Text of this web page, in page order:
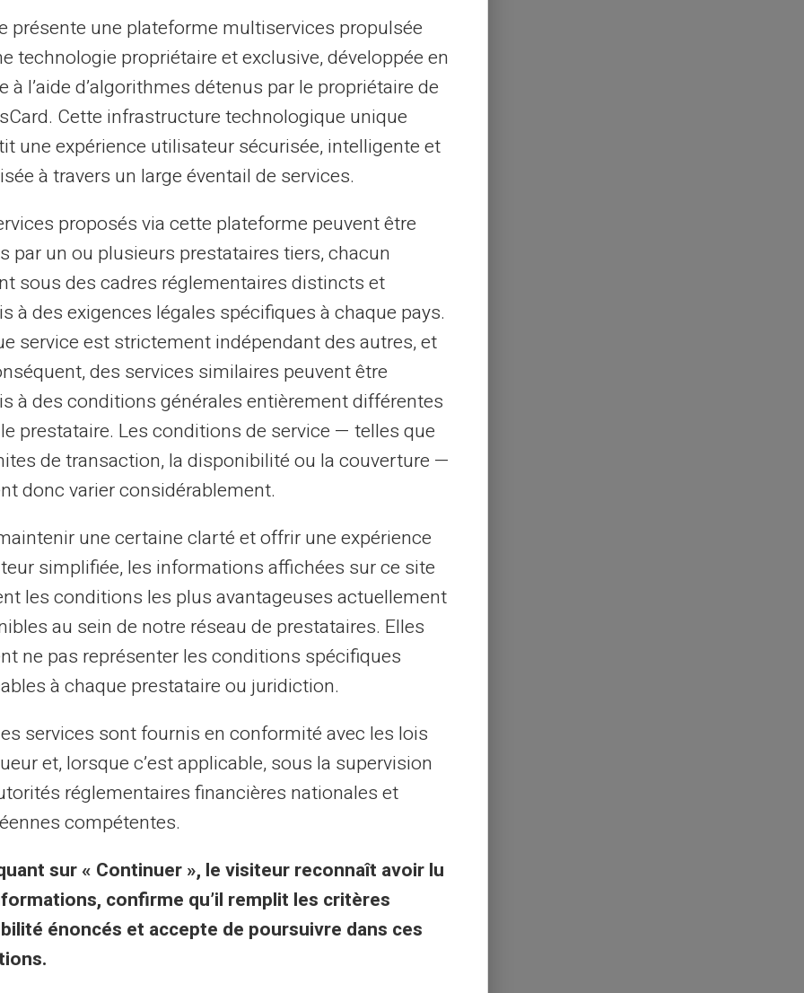
de garantir une régularité et une
si la date effective d'arrivée des
toujours prévoir assez précisément
anodin. Il permet aux bénéficiaires de
où les factures et les dépenses
donc à maintenir un certain équilibre
cette date peut être modifiée s'il tombe
si le 5 est un samedi, dimanche ou
avancé ou retardé d'un ou deux jours
fériés sur les versements
il s'agit de finances. Comprendre
affectent lecalendrier des paiements
règles générales :
paiement doit être effectué le vendredi
se fait généralement le lundi
est souvent reporté ou avancé d'un
les retards et d'assurer que les
pendant plusieurs jours suite
présente une plateforme multiservices propulsée
technologie propriétaire et exclusive, développée en
à l’aide d’algorithmes détenus par le propriétaire de
Cette infrastructure technologique unique
une expérience utilisateur sécurisée, intelligente et
à travers un large éventail de services.
proposés via cette plateforme peuvent être
par un ou plusieurs prestataires tiers, chacun
sous des cadres réglementaires distincts et
à des exigences légales spécifiques à chaque pays.
service est strictement indépendant des autres, et
des services similaires peuvent être
à des conditions générales entièrement différentes
prestataire. Les conditions de service — telles que
de transaction, la disponibilité ou la couverture —
donc varier considérablement.
une certaine clarté et offrir une expérience
simplifiée, les informations affichées sur ce site
les conditions les plus avantageuses actuellement
au sein de notre réseau de prestataires. Elles
ne pas représenter les conditions spécifiques
à chaque prestataire ou juridiction.
services sont fournis en conformité avec les lois
et, lorsque c’est applicable, sous la supervision
réglementaires financières nationales et
compétentes.
sur « Continuer », le visiteur reconnaît avoir lu
confirme qu’il remplit les critères
énoncés et accepte de poursuivre dans ces